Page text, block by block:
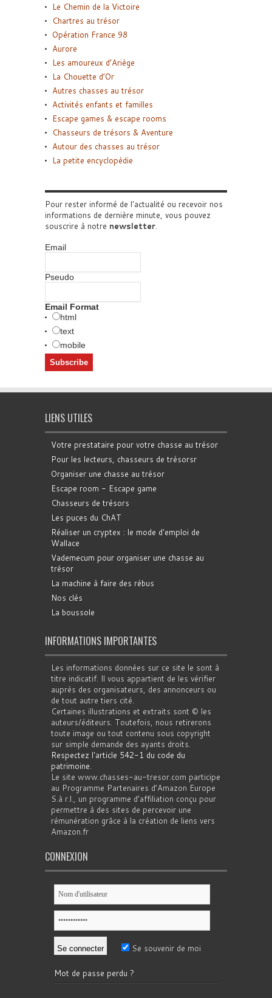
Le Chemin de la Victoire
Chartres au trésor
Opération France 98
Aurore
Les amoureux d’Ariège
La Chouette d’Or
Autres chasses au trésor
Activités enfants et familles
Escape games & escape rooms
Chasseurs de trésors & Aventure
Autour des chasses au trésor
La petite encyclopédie
Pour rester informé de l'actualité ou recevoir nos
informations de dernière minute, vous pouvez
souscrire à notre newsletter
Email
Pseudo
Email Format
html
text
mobile
LIENS UTILES
Votre prestataire pour votre chasse au trésor
Pour les lecteurs, chasseurs de trésorsr
Organiser une chasse au trésor
Escape room - Escape game
Chasseurs de trésors
Les puces du ChAT
Réaliser un cryptex : le mode d'emploi de
Wallace
Vademecum pour organiser une chasse au
trésor
La machine à faire des rébus
Nos clés
La boussole
INFORMATIONS IMPORTANTES
Les informations données sur ce site le sont à
titre indicatif. Il vous appartient de les vérifier
auprès des organisateurs, des annonceurs ou
de tout autre tiers cité.
Certaines illustrations et extraits sont © les
auteurs/éditeurs. Toutefois, nous retirerons
toute image ou tout contenu sous copyright
sur simple demande des ayants droits.
Respectez l'article 542-1 du code du
patrimoine
Le site www.chasses-au-tresor.com participe
au Programme Partenaires d’Amazon Europe
S.à r.l., un programme d’affiliation conçu pour
permettre à des sites de percevoir une
rémunération grâce à la création de liens vers
Amazon.fr
CONNEXION
Se souvenir de moi
Mot de passe perdu ?